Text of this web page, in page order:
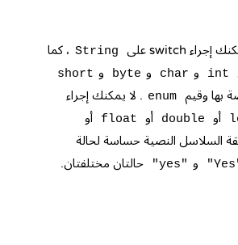
String ، كما
int و char و byte و short
بها وقيم enum . لا يمكنك إجراء
أو double أو float أو
السلاسل النصية حساسة لحالة
و "yes" حالتان مختلفتان.